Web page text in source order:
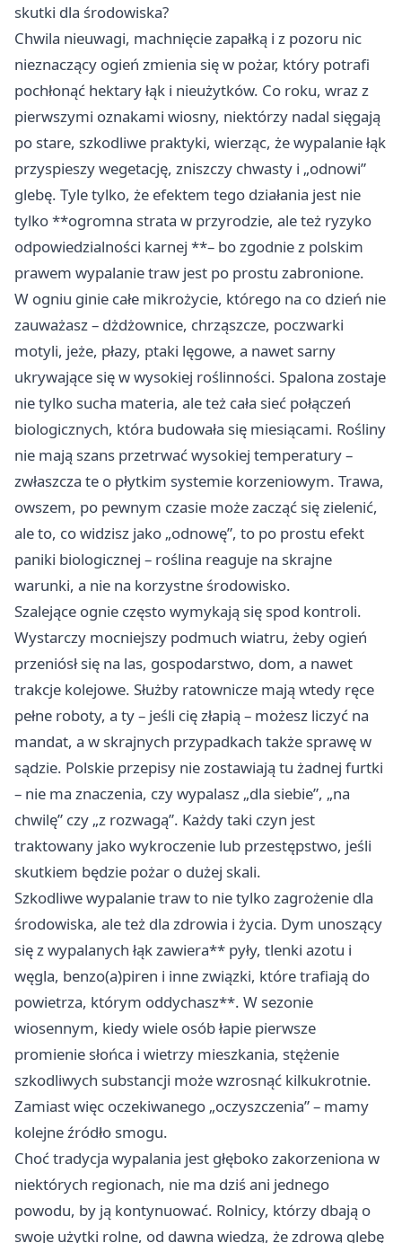
skutki dla środowiska?
Chwila nieuwagi, machnięcie zapałką i z pozoru nic
nieznaczący ogień zmienia się w pożar, który potrafi
pochłonąć hektary łąk i nieużytków. Co roku, wraz z
pierwszymi oznakami wiosny, niektórzy nadal sięgają
po stare, szkodliwe praktyki, wierząc, że wypalanie łąk
przyspieszy wegetację, zniszczy chwasty i „odnowi”
glebę. Tyle tylko, że efektem tego działania jest nie
tylko **ogromna strata w przyrodzie, ale też ryzyko
odpowiedzialności karnej **– bo zgodnie z polskim
prawem wypalanie traw jest po prostu zabronione.
W ogniu ginie całe mikrożycie, którego na co dzień nie
zauważasz – dżdżownice, chrząszcze, poczwarki
motyli, jeże, płazy, ptaki lęgowe, a nawet sarny
ukrywające się w wysokiej roślinności. Spalona zostaje
nie tylko sucha materia, ale też cała sieć połączeń
biologicznych, która budowała się miesiącami. Rośliny
nie mają szans przetrwać wysokiej temperatury –
zwłaszcza te o płytkim systemie korzeniowym. Trawa,
owszem, po pewnym czasie może zacząć się zielenić,
ale to, co widzisz jako „odnowę”, to po prostu efekt
paniki biologicznej – roślina reaguje na skrajne
warunki, a nie na korzystne środowisko.
Szalejące ognie często wymykają się spod kontroli.
Wystarczy mocniejszy podmuch wiatru, żeby ogień
przeniósł się na las, gospodarstwo, dom, a nawet
trakcje kolejowe. Służby ratownicze mają wtedy ręce
pełne roboty, a ty – jeśli cię złapią – możesz liczyć na
mandat, a w skrajnych przypadkach także sprawę w
sądzie. Polskie przepisy nie zostawiają tu żadnej furtki
– nie ma znaczenia, czy wypalasz „dla siebie”, „na
chwilę” czy „z rozwagą”. Każdy taki czyn jest
traktowany jako wykroczenie lub przestępstwo, jeśli
skutkiem będzie pożar o dużej skali.
Szkodliwe wypalanie traw to nie tylko zagrożenie dla
środowiska, ale też dla zdrowia i życia. Dym unoszący
się z wypalanych łąk zawiera** pyły, tlenki azotu i
węgla, benzo(a)piren i inne związki, które trafiają do
powietrza, którym oddychasz**. W sezonie
wiosennym, kiedy wiele osób łapie pierwsze
promienie słońca i wietrzy mieszkania, stężenie
szkodliwych substancji może wzrosnąć kilkukrotnie.
Zamiast więc oczekiwanego „oczyszczenia” – mamy
kolejne źródło smogu.
Choć tradycja wypalania jest głęboko zakorzeniona w
niektórych regionach, nie ma dziś ani jednego
powodu, by ją kontynuować. Rolnicy, którzy dbają o
swoje użytki rolne, od dawna wiedzą, że zdrową glebę